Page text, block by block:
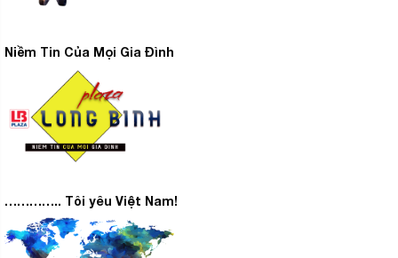
Niềm Tin Của Mọi Gia Đình
………….. Tôi yêu Việt Nam!